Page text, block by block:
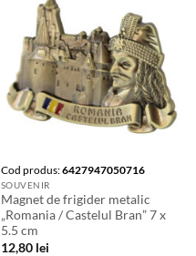
Cod produs:6427947050716
SOUVENIR
Magnet de frigider metalic
„Romania / Castelul Bran” 7 x
5.5 cm
12,80 lei